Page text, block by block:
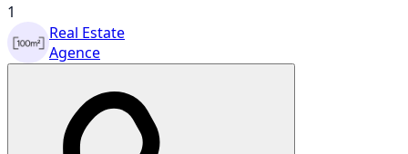
1
Real Estate
Agence